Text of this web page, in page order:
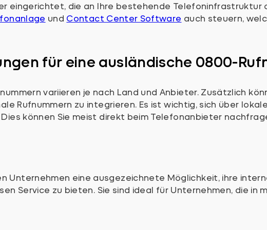
eingerichtet, die an Ihre bestehende
und Contact Center Software auch steuern,
für eine ausländische 0800-
variieren je nach Land und Anbieter. Zusätzlich
Rufnummern zu integrieren. Es ist wichtig, sich über
können Sie meist direkt beim Telefonanbieter
Unternehmen eine ausgezeichnete Möglichkeit, ihre
Service zu bieten. Sie sind ideal für Unternehmen, die